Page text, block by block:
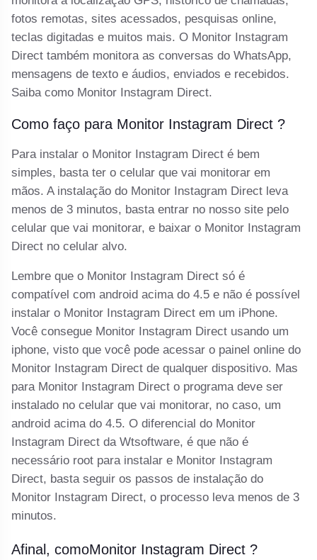
fotos remotas, sites acessados, pesquisas online,
teclas digitadas e muitos mais. O Monitor Instagram
Direct também monitora as conversas do WhatsApp,
mensagens de texto e áudios, enviados e recebidos.
Saiba como Monitor Instagram Direct.
Como faço para Monitor Instagram Direct ?
Para instalar o Monitor Instagram Direct é bem
simples, basta ter o celular que vai monitorar em
mãos. A instalação do Monitor Instagram Direct leva
menos de 3 minutos, basta entrar no nosso site pelo
celular que vai monitorar, e baixar o Monitor Instagram
Direct no celular alvo.
Lembre que o Monitor Instagram Direct só é
compatível com android acima do 4.5 e não é possível
instalar o Monitor Instagram Direct em um iPhone.
Você consegue Monitor Instagram Direct usando um
iphone, visto que você pode acessar o painel online do
Monitor Instagram Direct de qualquer dispositivo. Mas
para Monitor Instagram Direct o programa deve ser
instalado no celular que vai monitorar, no caso, um
android acima do 4.5. O diferencial do Monitor
Instagram Direct da Wtsoftware, é que não é
necessário root para instalar e Monitor Instagram
Direct, basta seguir os passos de instalação do
Monitor Instagram Direct, o processo leva menos de 3
minutos.
Afinal, comoMonitor Instagram Direct ?